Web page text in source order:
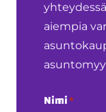
aiempia
Nimi*